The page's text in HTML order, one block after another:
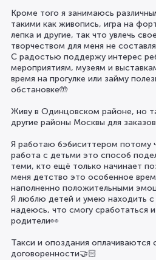
Кроме того я занимаюсь
такими как живопись, игра на
лепка и другие, так что увлечь
творчеством для меня не
С радостью поддержу интерес
мероприятиям, музеям и
время на прогулке или займу
обстановке🤲
Живу в Одинцовском районе, но
другие районы Москвы для
Я работаю бэбиситтером потому
работа с детьми это способ
теми, кто ещё только начинает
меня детство это особенное
наполненно положительными
Я люблю детей и умею находить
надеюсь, что смогу сработаться
родители👀
Такси и опоздания оплачиваются
договоренности🤝🏻